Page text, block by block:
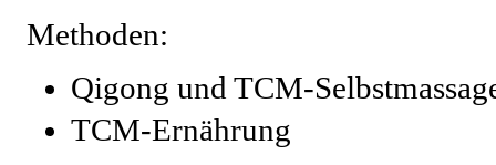
Methoden:
Qigong und TCM-
TCM-Ernährung